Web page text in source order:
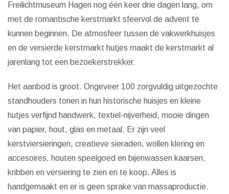
Freilichtmuseum Hagen nog één keer drie dagen lang, om
met de romantische kerstmarkt sfeervol de advent te
kunnen beginnen. De atmosfeer tussen de vakwerkhuisjes
en de versierde kerstmarkt hutjes maakt de kerstmarkt al
jarenlang tot een bezoekerstrekker.
Het aanbod is groot. Ongeveer 100 zorgvuldig uitgezochte
standhouders tonen in hun historische huisjes en kleine
hutjes verfijnd handwerk, textiel-nijverheid, mooie dingen
van papier, hout, glas en metaal. Er zijn veel
kerstviersieringen, creatieve sieraden, wollen klering en
accesoires, houten speelgoed en bijenwassen kaarsen,
kribben en versiering te zien en te koop. Alles is
handgemaakt en er is geen sprake van massaproductie.